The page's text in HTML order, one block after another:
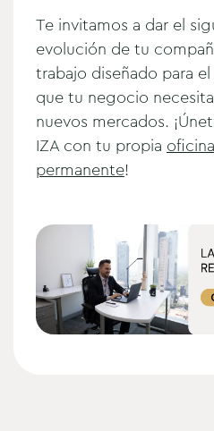
Te invitamos a dar el
evolución de tu
trabajo diseñado para
que tu negocio
nuevos mercados.
IZA con tu propia
permanente!